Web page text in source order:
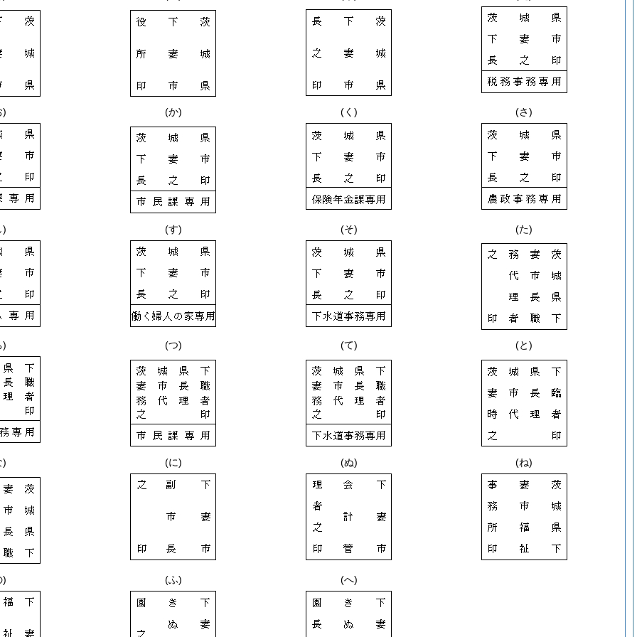
) (か) (く) (さ)
) (す) (そ) (た)
) (つ) (て) (と)
) (に) (ぬ) (ね)
) (ふ) (へ)